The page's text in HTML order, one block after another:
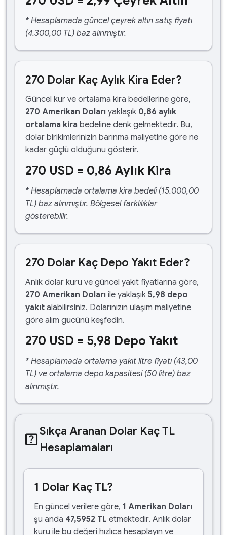
* Hesaplamada güncel çeyrek altın satış fiyatı
(4.300,00 TL) baz alınmıştır.
270 Dolar Kaç Aylık Kira Eder?
Güncel kur ve ortalama kira bedellerine göre,
270 Amerikan Doları yaklaşık 0,86 aylık
ortalama kira bedeline denk gelmektedir. Bu,
dolar birikimlerinizin barınma maliyetine göre ne
kadar güçlü olduğunu gösterir.
270 USD = 0,86 Aylık Kira
* Hesaplamada ortalama kira bedeli (15.000,00
TL) baz alınmıştır. Bölgesel farklılıklar
gösterebilir.
270 Dolar Kaç Depo Yakıt Eder?
Anlık dolar kuru ve güncel yakıt fiyatlarına göre,
270 Amerikan Doları ile yaklaşık 5,98 depo
yakıt alabilirsiniz. Dolarınızın ulaşım maliyetine
göre alım gücünü keşfedin.
270 USD = 5,98 Depo Yakıt
* Hesaplamada ortalama yakıt litre fiyatı (43,00
TL) ve ortalama depo kapasitesi (50 litre) baz
alınmıştır.
help_centerSıkça Aranan Dolar Kaç TL
Hesaplamaları
1 Dolar Kaç TL?
En güncel verilere göre, 1 Amerikan Doları
şu anda 47,5952 TL etmektedir. Anlık dolar
kuru ile bu değeri hızlıca hesaplayın ve